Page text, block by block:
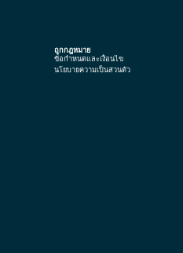
ถูกกฎหมาย
ข้อกำหนดและเงื่อนไข
นโยบายความเป็นส่วนตัว